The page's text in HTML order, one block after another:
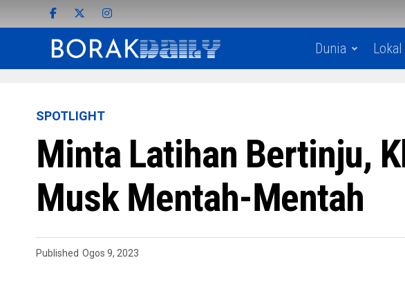
Dunia Lokal
SPOTLIGHT
Minta Latihan Bertinju,
Musk Mentah-Mentah
Published Ogos 9, 2023